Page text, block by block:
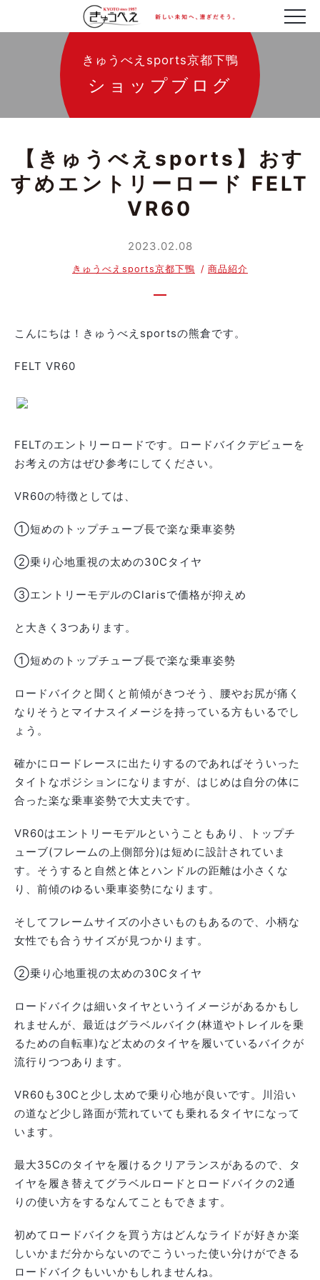
きゅうべえsports京都下鴨
ショップブログ
【きゅうべえsports】おす
すめエントリーロード FELT
VR60
2023.02.08
きゅうべえsports京都下鴨 商品紹介
こんにちは！きゅうべえsportsの熊倉です。
FELT VR60
FELTのエントリーロードです。ロードバイクデビューを
お考えの方はぜひ参考にしてください。
VR60の特徴としては、
①短めのトップチューブ長で楽な乗車姿勢
②乗り心地重視の太めの30Cタイヤ
③エントリーモデルのClarisで価格が抑えめ
と大きく3つあります。
①短めのトップチューブ長で楽な乗車姿勢
ロードバイクと聞くと前傾がきつそう、腰やお尻が痛く
なりそうとマイナスイメージを持っている方もいるでし
ょう。
確かにロードレースに出たりするのであればそういった
タイトなポジションになりますが、はじめは自分の体に
合った楽な乗車姿勢で大丈夫です。
VR60はエントリーモデルということもあり、トップチ
ューブ(フレームの上側部分)は短めに設計されていま
す。そうすると自然と体とハンドルの距離は小さくな
り、前傾のゆるい乗車姿勢になります。
そしてフレームサイズの小さいものもあるので、小柄な
女性でも合うサイズが見つかります。
②乗り心地重視の太めの30Cタイヤ
ロードバイクは細いタイヤというイメージがあるかもし
れませんが、最近はグラベルバイク(林道やトレイルを乗
るための自転車)など太めのタイヤを履いているバイクが
流行りつつあります。
VR60も30Cと少し太めで乗り心地が良いです。川沿い
の道など少し路面が荒れていても乗れるタイヤになって
います。
最大35Cのタイヤを履けるクリアランスがあるので、タ
イヤを履き替えてグラベルロードとロードバイクの2通
りの使い方をするなんてこともできます。
初めてロードバイクを買う方はどんなライドが好きか楽
しいかまだ分からないのでこういった使い分けができる
ロードバイクもいいかもしれませんね。